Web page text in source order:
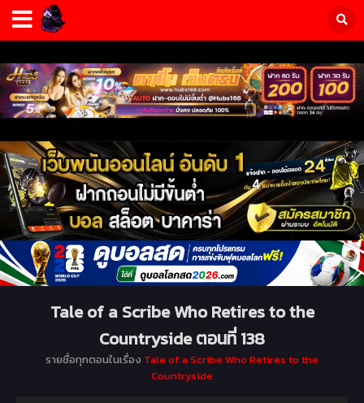
Tale of a Scribe Who Retires to the
Countryside ตอนที่ 138
รายชื่อทุกตอนในเรื่อง Tale of a Scribe Who Retires to the
Countryside